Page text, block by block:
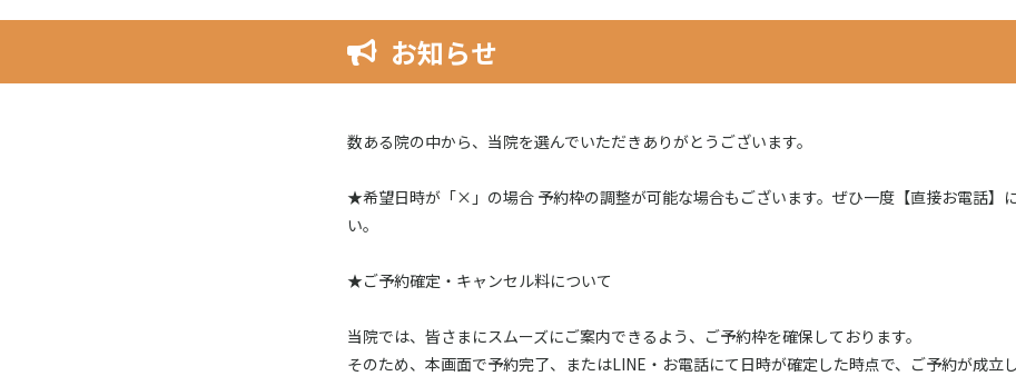
お知らせ
数ある院の中から、当院を選んでいただきありがとうございます。
★希望日時が「×」の場合 予約枠の調整が可能な場合もございます。ぜひ一度【直接お電話】
い。
★ご予約確定・キャンセル料について
当院では、皆さまにスムーズにご案内できるよう、ご予約枠を確保しております。
そのため、本画面で予約完了、またはLINE・お電話にて日時が確定した時点で、ご予約が成立